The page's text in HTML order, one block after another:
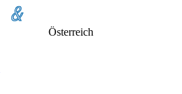
Österreich